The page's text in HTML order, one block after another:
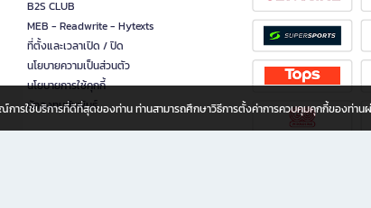
B2S CLUB
MEB - Readwrite - Hytexts
ที่ตั้งและเวลาเปิด / ปิด
นโยบายความเป็นส่วนตัว
นโยบายการใช้คุกกี้
นักลงทุนสัมพันธ์
การใช้บริการที่ดีที่สุดของท่าน ท่านสามารถศึกษาวิธีการตั้งค่าการควบคุมคุกกี้ของท่าน